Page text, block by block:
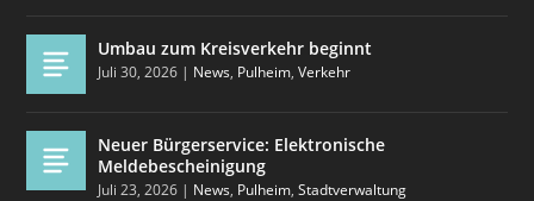
Umbau zum Kreisverkehr beginnt
Juli 30, 2026 | News, Pulheim,Verkehr
Neuer Bürgerservice: Elektronische
Meldebescheinigung
Juli 23, 2026 | News, Pulheim,Stadtverwaltung